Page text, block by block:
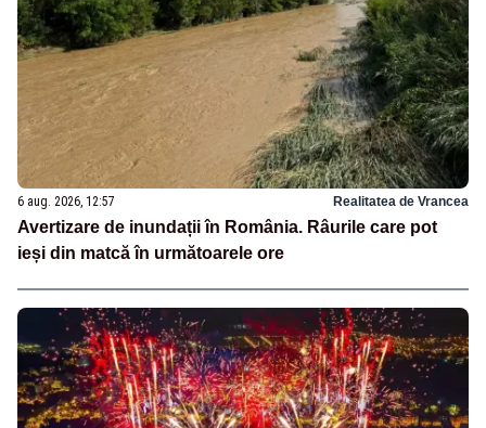
6 aug. 2026, 12:57 Realitatea de Vrancea
Avertizare de inundații în România. Râurile care pot
ieși din matcă în următoarele ore